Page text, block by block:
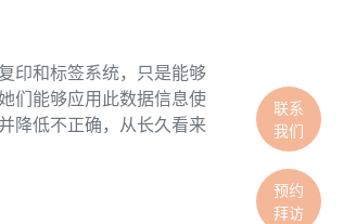
印和标签系统，只是能够
们能够应用此数据信息使
降低不正确，从长久看来
联系
我们
预约
拜访